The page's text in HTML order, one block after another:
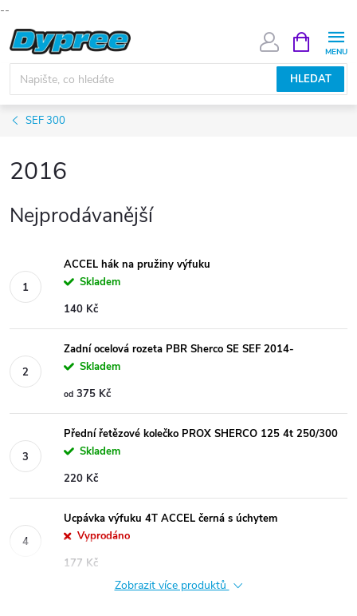
--
Přejít
na
obsah
HLEDAT
NÁKUPNÍ
KOŠÍK
SEF 300
2016
Nejprodávanější
ACCEL hák na pružiny výfuku
Skladem
140 Kč
Zadní ocelová rozeta PBR Sherco SE SEF 2014-
Skladem
od 375 Kč
Přední řetězové kolečko PROX SHERCO 125 4t 250/300
Skladem
220 Kč
Ucpávka výfuku 4T ACCEL černá s úchytem
Vyprodáno
177 Kč
Zobrazit více produktů